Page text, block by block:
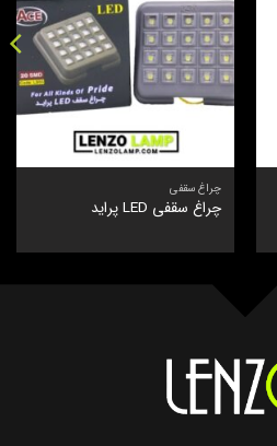
چراغ سقفی
چراغ سقفی LED پراید